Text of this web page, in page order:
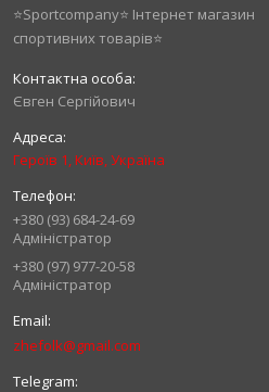
⭐️Sportcompany⭐️ Інтернет магазин
спортивних товарів⭐️
Євген Сергійович
Героїв 1, Київ, Україна
+380 (93) 684-24-69
Адміністратор
+380 (97) 977-20-58
Адміністратор
zhefolk@gmail.com